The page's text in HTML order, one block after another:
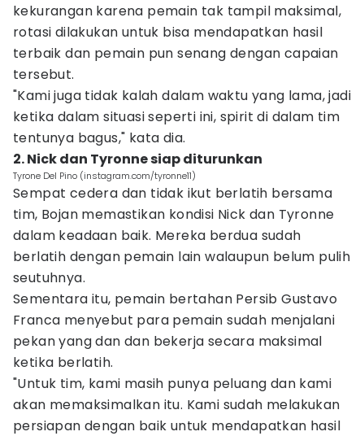
kekurangan karena pemain tak tampil maksimal,
rotasi dilakukan untuk bisa mendapatkan hasil
terbaik dan pemain pun senang dengan capaian
tersebut.
"Kami juga tidak kalah dalam waktu yang lama, jadi
ketika dalam situasi seperti ini, spirit di dalam tim
tentunya bagus," kata dia.
2. Nick dan Tyronne siap diturunkan
Tyrone Del Pino (instagram.com/tyronne11)
Sempat cedera dan tidak ikut berlatih bersama
tim, Bojan memastikan kondisi Nick dan Tyronne
dalam keadaan baik. Mereka berdua sudah
berlatih dengan pemain lain walaupun belum pulih
seutuhnya.
Sementara itu, pemain bertahan Persib Gustavo
Franca menyebut para pemain sudah menjalani
pekan yang dan dan bekerja secara maksimal
ketika berlatih.
"Untuk tim, kami masih punya peluang dan kami
akan memaksimalkan itu. Kami sudah melakukan
persiapan dengan baik untuk mendapatkan hasil